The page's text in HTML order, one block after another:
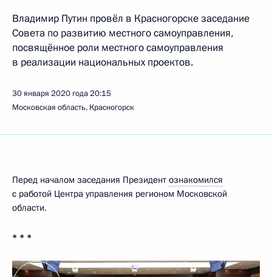
Владимир Путин провёл в Красногорске заседание
Совета по развитию местного самоуправления,
посвящённое роли местного самоуправления
в реализации национальных проектов.
30 января 2020 года20:15
Московская область, Красногорск
Перед началом заседания Президент ознакомился
с работой Центра управления регионом Московской
области.
* * *